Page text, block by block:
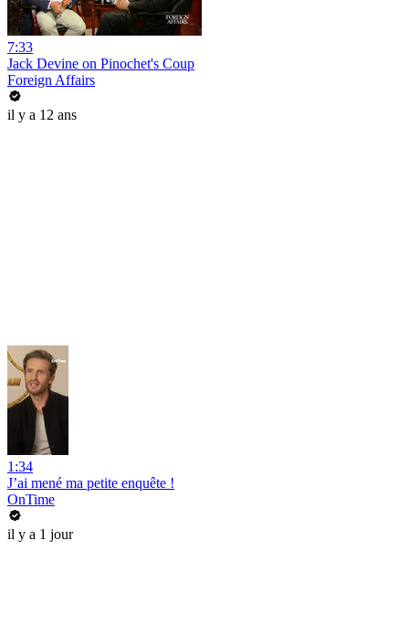
7:33
Jack Devine on Pinochet's Coup
Foreign Affairs
il y a 12 ans
1:34
J’ai mené ma petite enquête !
OnTime
il y a 1 jour